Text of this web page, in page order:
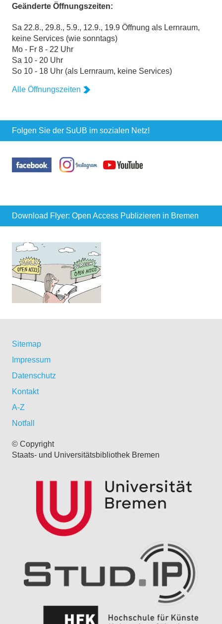
Geänderte Öffnungszeiten:
Sa 22.8., 29.8., 5.9., 12.9., 19.9 Öffnung als Lernraum,
keine Services (wie sonntags)
Mo - Fr 8 - 22 Uhr
Sa 10 - 20 Uhr
So 10 - 18 Uhr (als Lernraum, keine Services)
Alle Öffnungszeiten
Folgen Sie der SuUB im sozialen Netz!
Download Flyer: Open Access Publizieren in Bremen
Sitemap
Impressum
Datenschutz
Kontakt
A-Z
Notfall
© Copyright
Staats- und Universitätsbibliothek Bremen